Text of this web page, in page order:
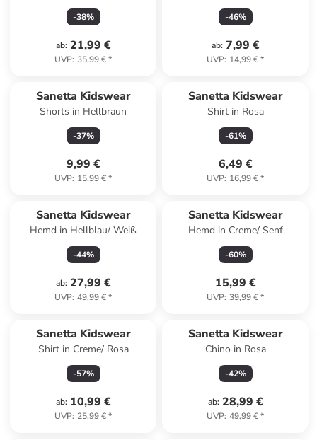
-38%
ab: 21,99 €
UVP: 35,99 €*
-46%
ab: 7,99 €
UVP: 14,99 €*
Sanetta Kidswear
Shorts in Hellbraun
-37%
9,99 €
UVP: 15,99 €*
Sanetta Kidswear
Shirt in Rosa
-61%
6,49 €
UVP: 16,99 €*
Sanetta Kidswear
Hemd in Hellblau/ Weiß
-44%
ab: 27,99 €
UVP: 49,99 €*
Sanetta Kidswear
Hemd in Creme/ Senf
-60%
15,99 €
UVP: 39,99 €*
Sanetta Kidswear
Shirt in Creme/ Rosa
-57%
ab: 10,99 €
UVP: 25,99 €*
Sanetta Kidswear
Chino in Rosa
-42%
ab: 28,99 €
UVP: 49,99 €*